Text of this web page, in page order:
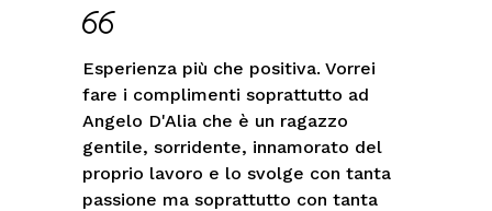
Esperienza più che positiva. Vorrei
fare i complimenti soprattutto ad
Angelo D'Alia che è un ragazzo
gentile, sorridente, innamorato del
proprio lavoro e lo svolge con tanta
passione ma soprattutto con tanta